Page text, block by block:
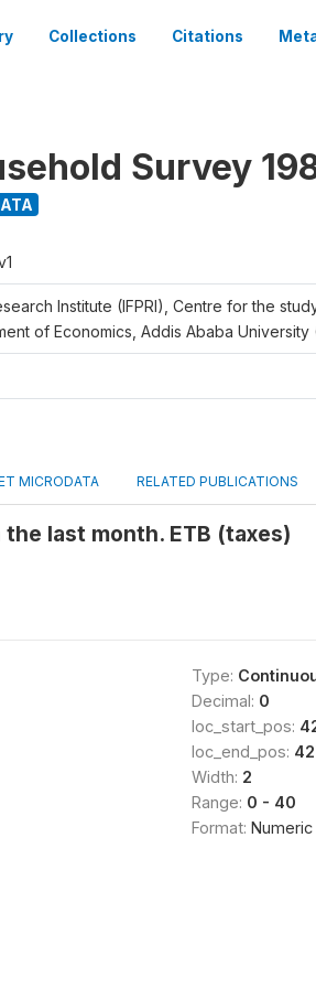
Collections Citations
Survey
Institute (IFPRI), Centre for the
of Economics, Addis Ababa University
MICRODATA RELATED PUBLICATIONS
last month. ETB (taxes)
Type:
Decimal: 0
loc_start_pos:
loc_end_pos:
Width: 2
Range: 0 - 40
Format: Numeric